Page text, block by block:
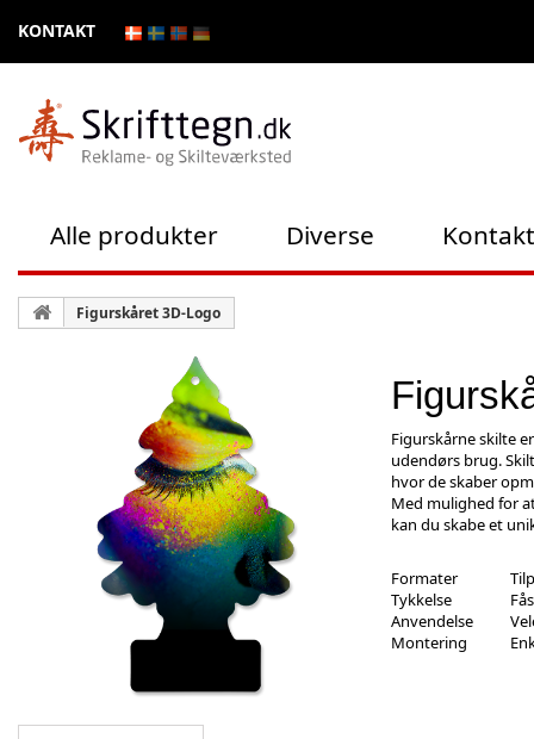
KONTAKT
Alle produkter Diverse
Figurskåret 3D-Logo
Figurskårne skilte
udendørs brug.
hvor de skaber
Med mulighed for
kan du skabe et
Formater
Tykkelse
Anvendelse
Montering